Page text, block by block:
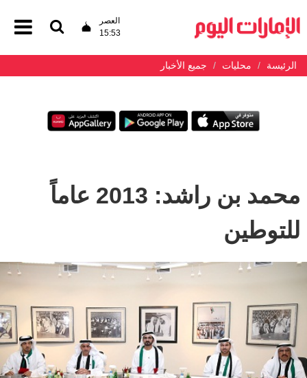
العصر
15:53
الرئيسة محليات جميع الأخبار
محمد بن راشد: 2013 عاماً
للتوطين